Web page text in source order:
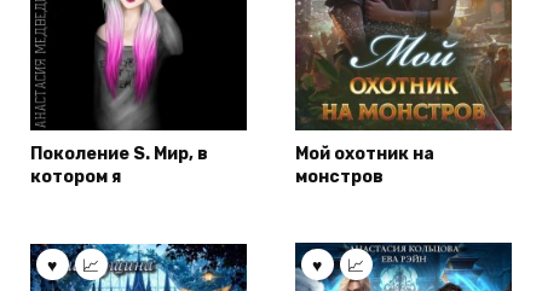
Поколение S. Мир, в
котором я
Мой охотник на
монстров